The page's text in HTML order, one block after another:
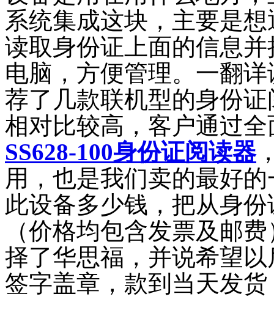
系统集成这块，主要是
读取身份证上面的信息
电脑，方便管理。一翻
荐了几款联机型的身份
相对比较高，客户通过
SS628-100身份证阅读器
用，也是我们卖的最好
此设备多少钱，把从身
（价格均包含发票及邮
择了华思福，并说希望
签字盖章，款到当天发